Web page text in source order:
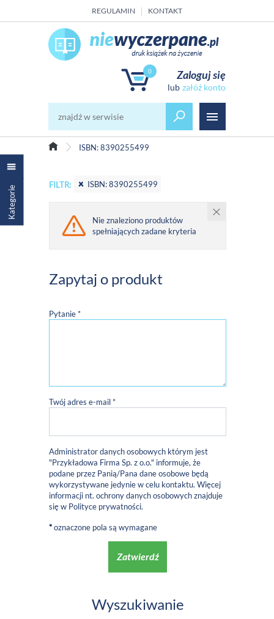
REGULAMIN KONTAKT
0 Zaloguj się
załóż konto
ISBN: 8390255499
Kategorie FILTR: ISBN: 8390255499
Nie znaleziono produktów
spełniających zadane kryteria
Zapytaj o produkt
Pytanie *
Twój adres e-mail *
Administrator danych osobowych którym jest
"Przykładowa Firma Sp. z o.o." informuje, że
podane przez Panią/Pana dane osobowe będą
wykorzystywane jedynie w celu kontaktu. Więcej
informacji nt. ochrony danych osobowych znajduje
się w Polityce prywatności.
*oznaczone pola są wymagane
Zatwierdź
Wyszukiwanie